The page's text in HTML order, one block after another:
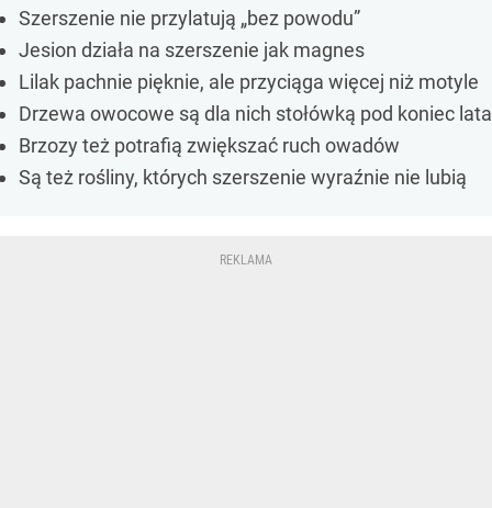
Szerszenie nie przylatują „bez powodu”
Jesion działa na szerszenie jak magnes
Lilak pachnie pięknie, ale przyciąga więcej niż motyle
Drzewa owocowe są dla nich stołówką pod koniec lata
Brzozy też potrafią zwiększać ruch owadów
Są też rośliny, których szerszenie wyraźnie nie lubią